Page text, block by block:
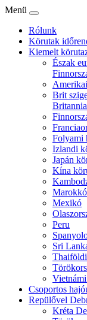
Menü
Rólunk
Körutak
Kiemelt
Észak
Brit
Britannia
Folyami
Izlandi
Japán
Kína
Mexikó
Peru
Sri
Csoportos
Repülővel
Kréta